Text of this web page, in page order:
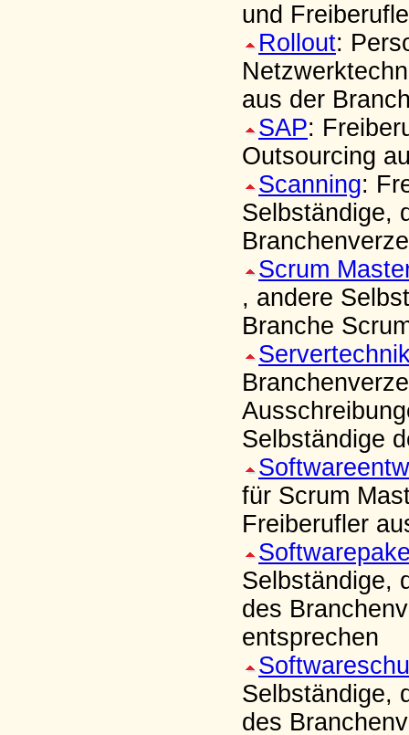
und
Rollout:
aus der
SAP:
Outsourcing
Scanning:
Selbständige,
Scrum
, andere
Branche
Selbständige
für Scrum
Freiberufler
Selbständige,
des
entsprechen
Selbständige,
des